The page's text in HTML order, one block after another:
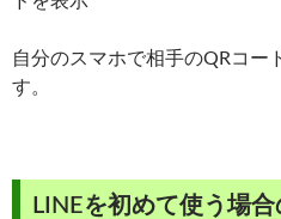
自分のスマホで相手のQRコー
す。
LINEを初めて使う場